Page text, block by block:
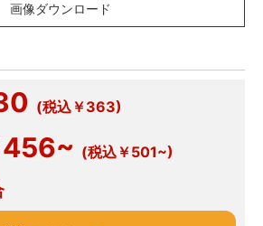
画像ダウンロード
(税込￥363)
(税込￥501~)